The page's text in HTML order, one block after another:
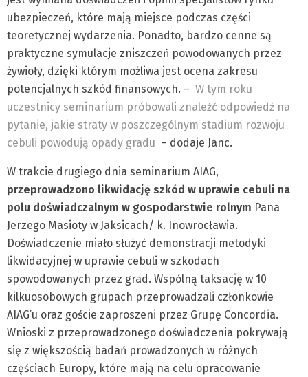
ubezpieczeń, które mają miejsce podczas części
teoretycznej wydarzenia. Ponadto, bardzo cenne są
praktyczne symulacje zniszczeń powodowanych przez
żywioły, dzięki którym możliwa jest ocena zakresu
potencjalnych szkód finansowych. – W tym roku
uczestnicy seminarium próbowali znaleźć odpowiedź na
pytanie, jakie straty w poszczególnym stadium rozwoju
cebuli powodują opady gradu – dodaje Janc.
W trakcie drugiego dnia seminarium AIAG,
przeprowadzono likwidację szkód w uprawie cebuli na
polu doświadczalnym w gospodarstwie rolnym Pana
Jerzego Masioty w Jaksicach/ k. Inowrocławia.
Doświadczenie miało służyć demonstracji metodyki
likwidacyjnej w uprawie cebuli w szkodach
spowodowanych przez grad. Wspólną taksację w 10
kilkuosobowych grupach przeprowadzali członkowie
AIAG’u oraz goście zaproszeni przez Grupę Concordia.
Wnioski z przeprowadzonego doświadczenia pokrywają
się z większością badań prowadzonych w różnych
częściach Europy, które mają na celu opracowanie